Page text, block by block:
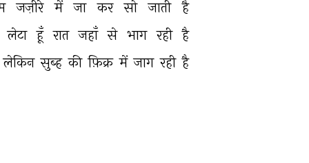
जज़ीरे में जा कर सो जाती है
लेटा हूँ रात जहाँ से भाग रही है
लेकिन सुब्ह की फ़िक्र में जाग रही है